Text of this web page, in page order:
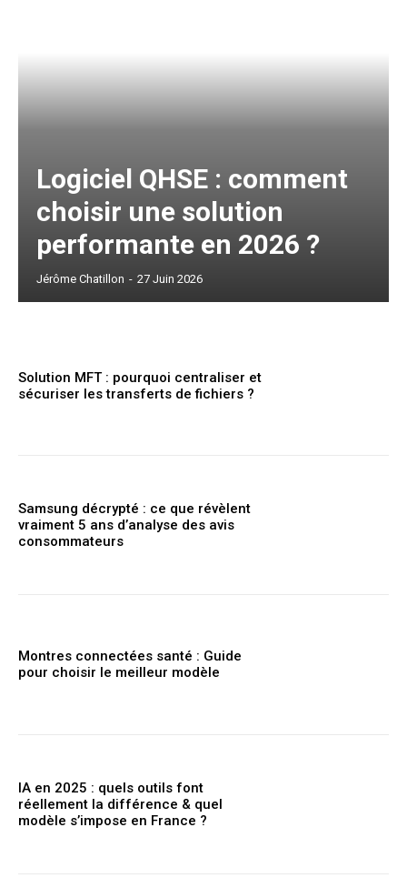
Logiciel QHSE : comment
choisir une solution
performante en 2026 ?
Jérôme Chatillon - 27 Juin 2026
Solution MFT : pourquoi centraliser et
sécuriser les transferts de fichiers ?
Samsung décrypté : ce que révèlent
vraiment 5 ans d’analyse des avis
consommateurs
Montres connectées santé : Guide
pour choisir le meilleur modèle
IA en 2025 : quels outils font
réellement la différence & quel
modèle s’impose en France ?